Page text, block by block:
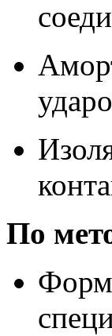
По